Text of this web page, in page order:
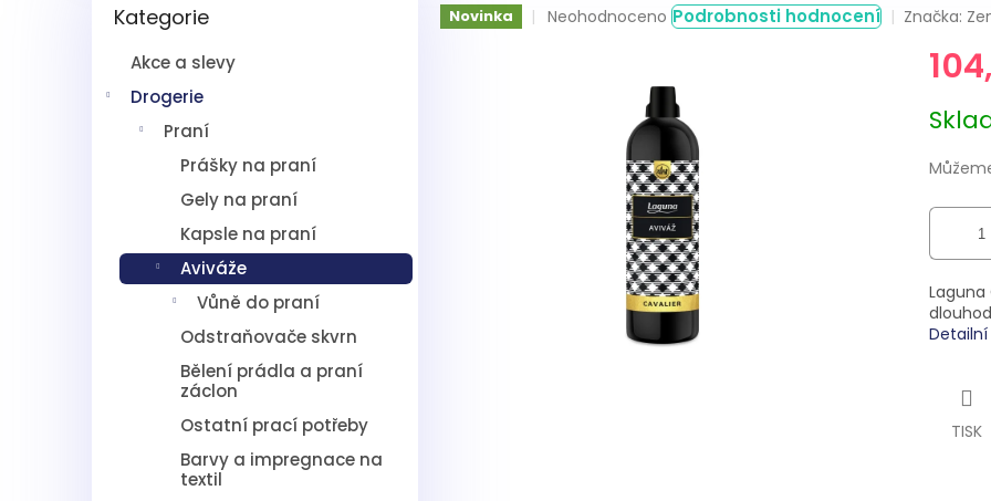
kategorie
Kategorie
Akce a slevy
Drogerie
Praní
Prášky na praní
Gely na praní
Kapsle na praní
Aviváže
Vůně do praní
Odstraňovače skvrn
Bělení prádla a praní
záclon
Ostatní prací potřeby
Barvy a impregnace na
textil
Novinka
Průměrné
hvězdiček.
Neohodnoceno Podrobnosti hodnocení Značka:
cena:
TISK